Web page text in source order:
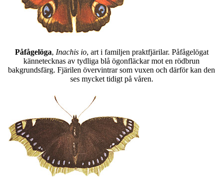
Påfågelöga, Inachis io, art i familjen praktfjärilar. Påfågelögat
kännetecknas av tydliga blå ögonfläckar mot en rödbrun
bakgrundsfärg. Fjärilen övervintrar som vuxen och därför kan den
ses mycket tidigt på våren.